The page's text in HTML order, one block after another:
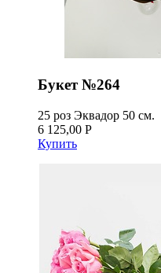
Букет №264
25 роз Эквадор 50 см.
6 125,00 Р
Купить